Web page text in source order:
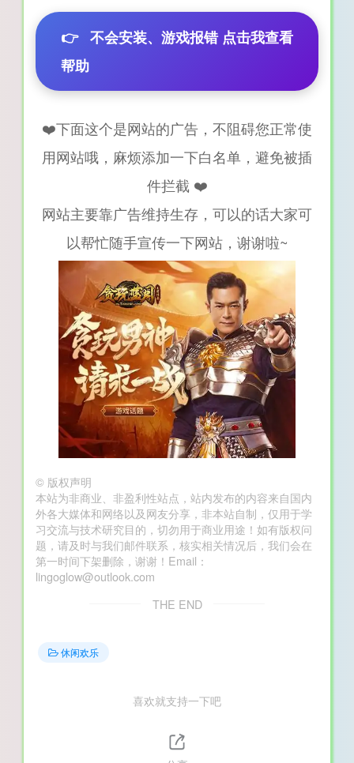
👉 不会安装、游戏报错 点击我查看
帮助
❤️下面这个是网站的广告，不阻碍您正常使
用网站哦，麻烦添加一下白名单，避免被插
件拦截 ❤️
网站主要靠广告维持生存，可以的话大家可
以帮忙随手宣传一下网站，谢谢啦~
© 版权声明
本站为非商业、非盈利性站点，站内发布的内容来自国内
外各大媒体和网络以及网友分享，非本站自制，仅用于学
习交流与技术研究目的，切勿用于商业用途！如有版权问
题，请及时与我们邮件联系，核实相关情况后，我们会在
第一时间下架删除，谢谢！Email：
lingoglow@outlook.com
THE END
休闲欢乐
喜欢就支持一下吧